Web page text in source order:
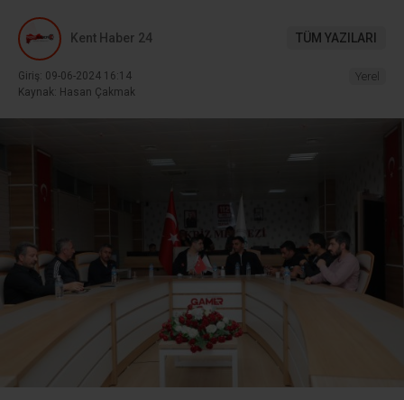
Kent Haber 24 TÜM YAZILARI
Giriş: 09-06-2024 16:14
Kaynak: Hasan Çakmak
Yerel